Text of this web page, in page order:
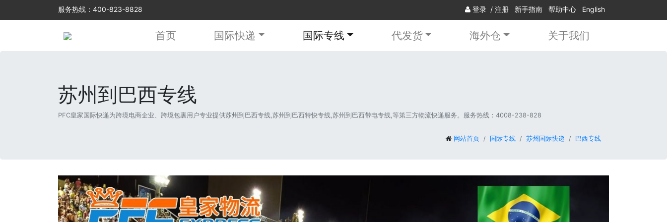
服务热线：400-823-8828 登录 / 注册 新手指南 帮助中心 English
首页 国际快递 国际专线 代发货 海外仓 关于我们
苏州到巴西专线
PFC皇家国际快递为跨境电商企业、跨境包裹用户专业提供苏州到巴西专线,苏州到巴西特快专线,苏州到巴西带电专线,等第三方物流快递服务。服务热线：4008-238-828
网站首页 国际专线 苏州国际快递 巴西专线